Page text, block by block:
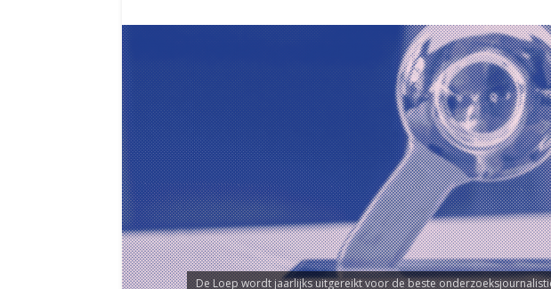
De Loep wordt jaarlijks uitgereikt voor de beste